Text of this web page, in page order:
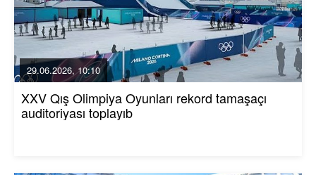
29.06.2026, 10:10
XXV Qış Olimpiya Oyunları rekord tamaşaçı
auditoriyası toplayıb